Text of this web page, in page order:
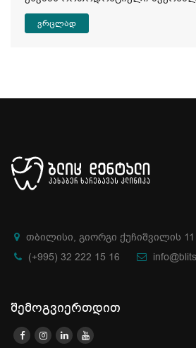
ვრცლად
თბილისი, გიორგი ქუჩიშვილის 11
(+995) 32 222 15 16
შემოგვიერთდით